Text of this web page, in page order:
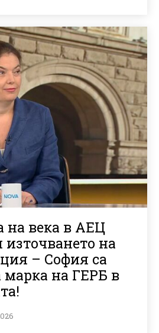
на века в АЕЦ
на
– София са
марка на ГЕРБ в